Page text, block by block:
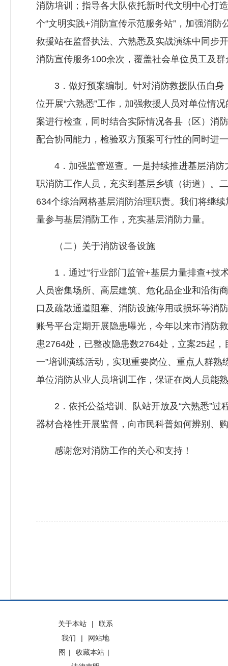
消防培训；指导各大队依托新时代文明中心打
个“文明实践+消防宣传示范服务站”，加强消
救援站在监督执法、六熟悉及实战演练中同步
消防宣传服务100余次，覆盖社会单位员工及
3．做好预案编制。针对消防救援队伍自身
位开展“六熟悉”工作，加强救援人员对单位情
案进行检查，同时结合实际情况各县（区）消
配合协同能力，检验双方预案可行性的同时进
4．加强监管巡查。一是持续推进基层消防
职消防工作人员，充实到基层乡镇（街道）。
634个综治网格基层消防治理职责。我们将继
量参与基层消防工作，充实基层消防力量。
（二）关于消防设备设施
1．通过“行业部门监管+基层力量排查+技术
人员密集场所、高层建筑、危化品企业和沿街
口及疏散通道阻塞、消防设施停用或损坏等消
账号平台定期开展隐患曝光，今年以来市消防
患2764处，已整改隐患数2764处，立案25起
一”培训演练活动，实现重要岗位、重点人群
单位消防从业人员培训工作，保证在岗人员能
2．依托公益培训、队站开放及“六熟悉”过
器材合格性开展监督，向市民科普如何辨别、
感谢您对消防工作的关心和支持！
关于本站 |
联系
我们
|
网站地
图 | 收藏本站 |